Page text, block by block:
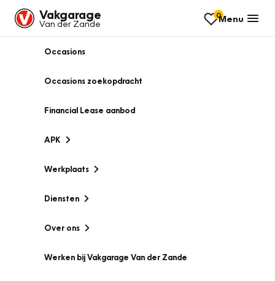
Vakgarage
Van der Zande
0Menu
Occasions
Occasions zoekopdracht
Financial Lease aanbod
APK
Werkplaats
Diensten
Over ons
Werken bij Vakgarage Van der Zande